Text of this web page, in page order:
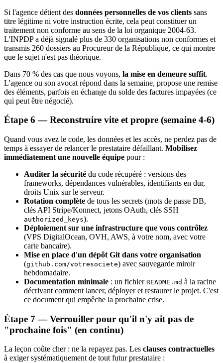
Si l'agence détient des données personnelles de vos clients sans
titre légitime ni votre instruction écrite, cela peut constituer un
traitement non conforme au sens de la loi organique 2004-63.
L'INPDP a déjà signalé plus de 330 organisations non conformes et
transmis 260 dossiers au Procureur de la République, ce qui montre
que le sujet n'est pas théorique.
Dans 70 % des cas que nous voyons, la mise en demeure suffit.
L'agence ou son avocat répond dans la semaine, propose une remise
des éléments, parfois en échange du solde des factures impayées (ce
qui peut être négocié).
Étape 6 — Reconstruire vite et propre (semaine 4-6)
Quand vous avez le code, les données et les accès, ne perdez pas de
temps à essayer de relancer le prestataire défaillant. Mobilisez
immédiatement une nouvelle équipe pour :
Auditer la sécurité du code récupéré : versions des
frameworks, dépendances vulnérables, identifiants en dur,
droits Unix sur le serveur.
Rotation complète de tous les secrets (mots de passe DB,
clés API Stripe/Konnect, jetons OAuth, clés SSH
authorized_keys).
Déploiement sur une infrastructure que vous contrôlez
(VPS DigitalOcean, OVH, AWS, à votre nom, avec votre
carte bancaire).
Mise en place d'un dépôt Git dans votre organisation
(github.com/votresociete) avec sauvegarde miroir
hebdomadaire.
Documentation minimale : un fichier README.md à la racine
décrivant comment lancer, déployer et restaurer le projet. C'est
ce document qui empêche la prochaine crise.
Étape 7 — Verrouiller pour qu'il n'y ait pas de
"prochaine fois" (en continu)
La leçon coûte cher : ne la repayez pas. Les clauses contractuelles
à exiger systématiquement de tout futur prestataire :